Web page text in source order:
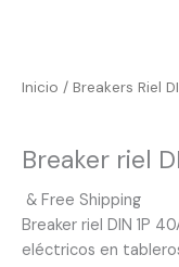
Inicio / Breakers Riel
Breaker riel
& Free Shipping
Breaker riel DIN 1P
eléctricos en